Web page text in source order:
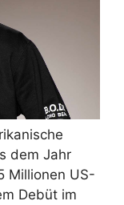
dem Jahr
Millionen US-
Debüt im